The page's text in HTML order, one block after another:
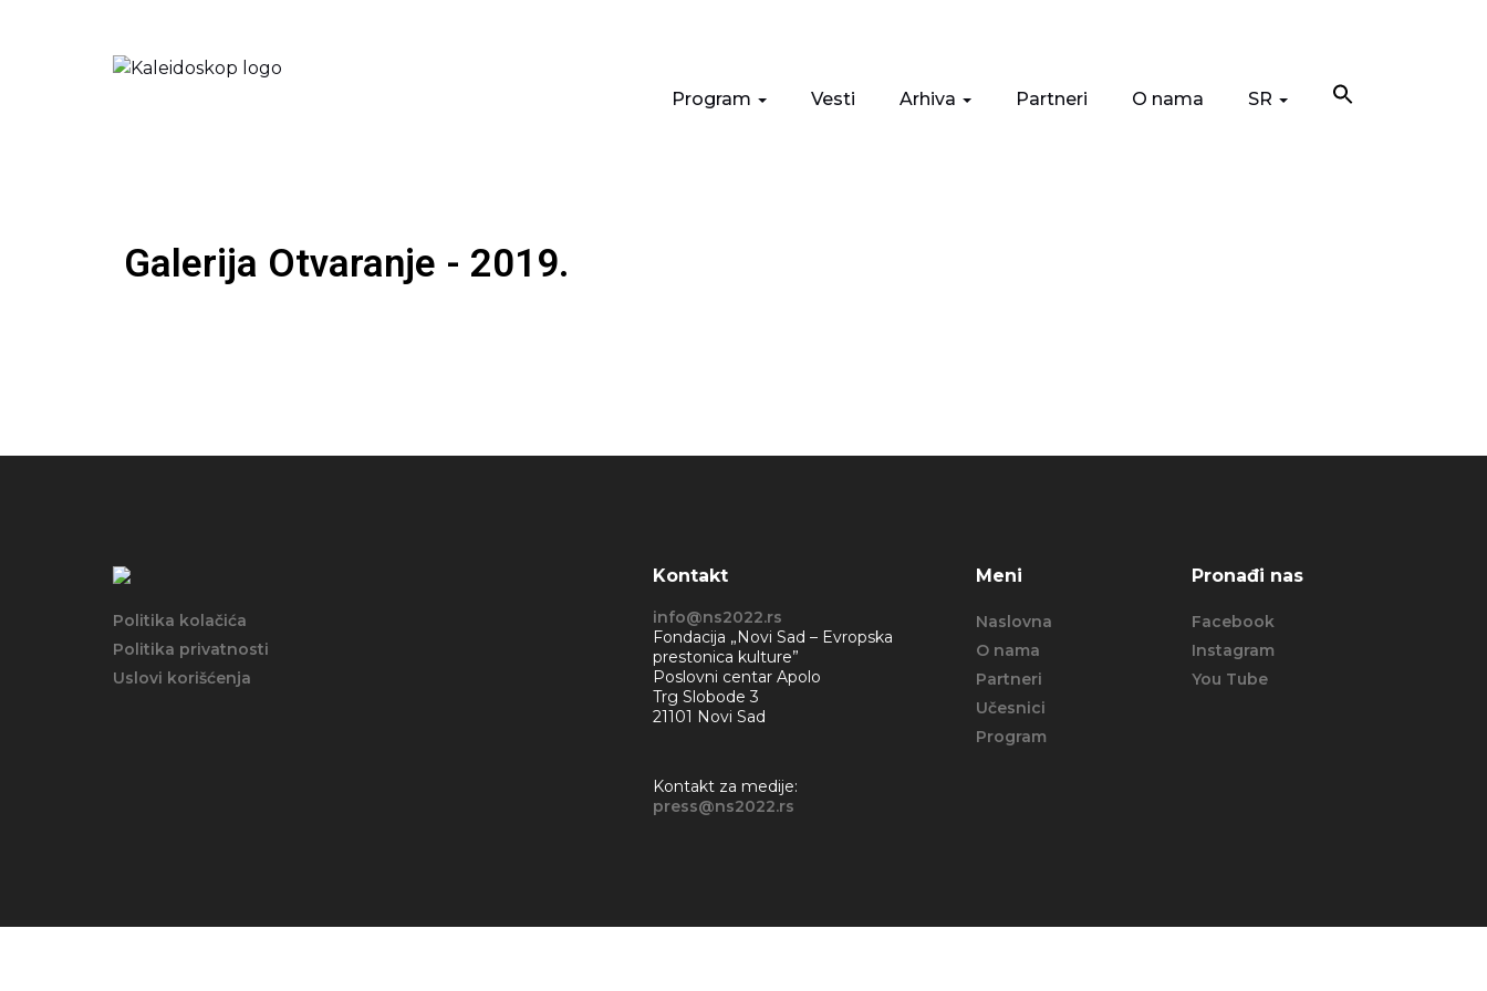
Program Vesti Arhiva Partneri O nama SR
Galerija Otvaranje - 2019.
Politika kolačića
Politika privatnosti
Uslovi korišćenja
Kontakt
info@ns2022.rs
Fondacija „Novi Sad – Evropska
prestonica kulture”
Poslovni centar Apolo
Trg Slobode 3
21101 Novi Sad
Kontakt za medije:
press@ns2022.rs
Meni
Naslovna
O nama
Partneri
Učesnici
Program
Pronađi nas
Facebook
Instagram
You Tube